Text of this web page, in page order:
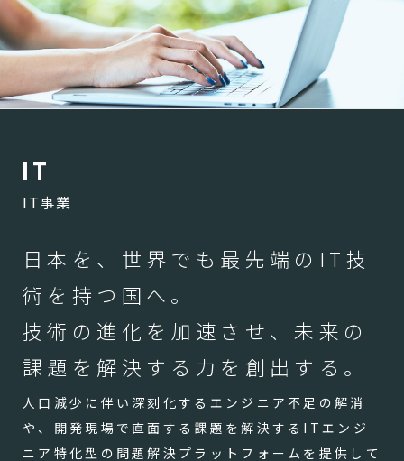
IT
IT事業
日本を、世界でも最先端のIT技
術を持つ国へ。
技術の進化を加速させ、未来の
課題を解決する力を創出する。
人口減少に伴い深刻化するエンジニア不足の解消
や、開発現場で直面する課題を解決するITエンジ
ニア特化型の問題解決プラットフォームを提供して